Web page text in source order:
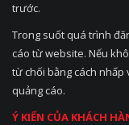
trước.
Trong suốt quá trình
cáo từ website. Nếu
từ chối bằng cách
quảng cáo.
Ý KIẾN CỦA KHÁCH